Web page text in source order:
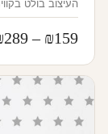
העיצוב בולט
₪159
–
289